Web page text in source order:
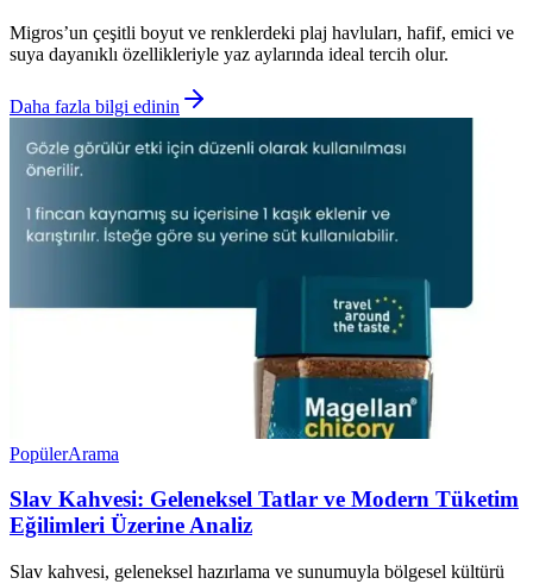
Migros’un çeşitli boyut ve renklerdeki plaj havluları, hafif, emici ve
suya dayanıklı özellikleriyle yaz aylarında ideal tercih olur.
Daha fazla bilgi edinin
PopülerArama
Slav Kahvesi: Geleneksel Tatlar ve Modern Tüketim
Eğilimleri Üzerine Analiz
Slav kahvesi, geleneksel hazırlama ve sunumuyla bölgesel kültürü